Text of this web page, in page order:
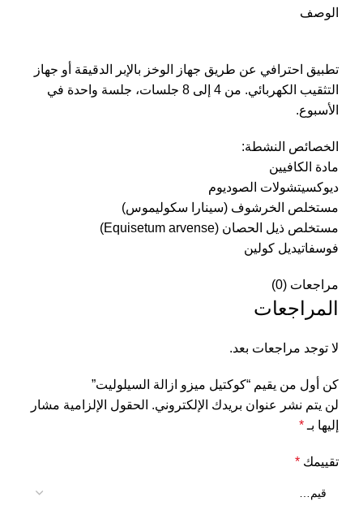
الوصف
تطبيق احترافي عن طريق جهاز الوخز بالإبر الدقيقة أو جهاز
التثقيب الكهربائي. من 4 إلى 8 جلسات، جلسة واحدة في
الأسبوع.
الخصائص النشطة:
مادة الكافيين
ديوكسيتشولات الصوديوم
مستخلص الخرشوف (سينارا سكوليموس)
مستخلص ذيل الحصان (Equisetum arvense)
فوسفاتيديل كولين
مراجعات (0)
المراجعات
لا توجد مراجعات بعد.
كن أول من يقيم “كوكتيل ميزو ازالة السيلوليت”
لن يتم نشر عنوان بريدك الإلكتروني. الحقول الإلزامية مشار
إليها بـ *
تقييمك *